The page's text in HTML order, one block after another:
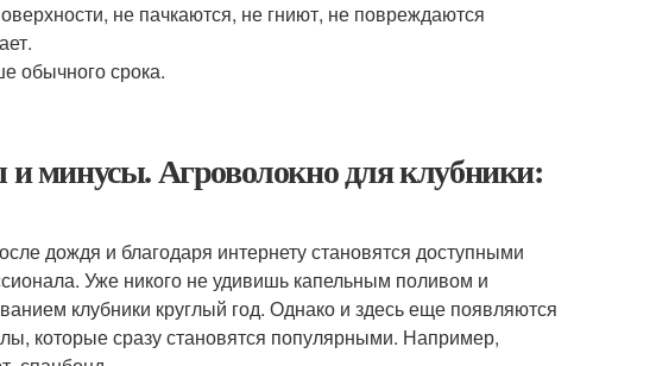
не пачкаются, не гниют, не повреждаются
обычного срока.
минусы. Агроволокно для клубники:
дождя и благодаря интернету становятся доступными
Уже никого не удивишь капельным поливом и
клубники круглый год. Однако и здесь еще появляются
которые сразу становятся популярными. Например,